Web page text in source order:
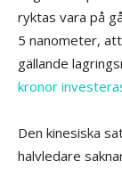
ryktas vara på
5 nanometer, att
gällande
kronor
Den kinesiska
halvledare